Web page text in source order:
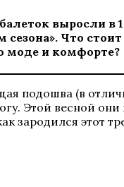
выросли в
Что
моде и комфорте?
подошва (в
Этой весной
зародился этот